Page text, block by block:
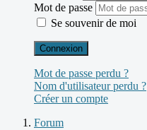
Mot de passe
Se souvenir de moi
Connexion
Mot de passe perdu ?
Nom d'utilisateur perdu ?
Créer un compte
Forum